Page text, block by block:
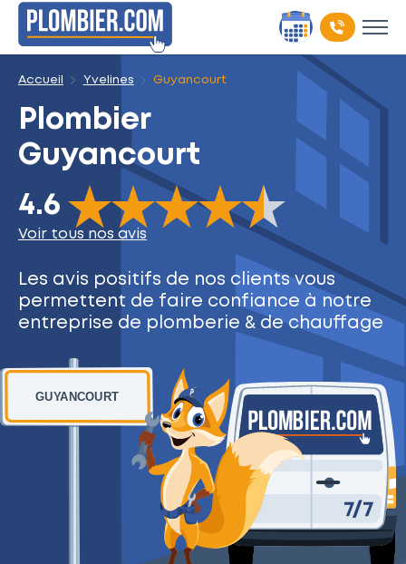
Accueil Yvelines Guyancourt
Plombier
Guyancourt
4.6
The rating of this product is 4.6out of 5
Voir tous nos avis
Les avis positifs de nos clientsvous
permettent de faire confiance à notre
entreprise de plomberie & de chauffage
GUYANCOURT